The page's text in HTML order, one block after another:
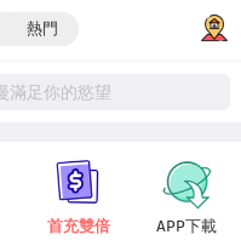
熱門
首充雙倍 APP下載